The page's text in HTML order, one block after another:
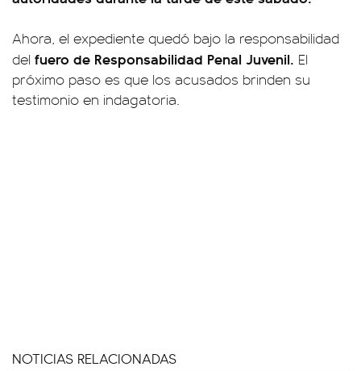
Ahora, el expediente quedó bajo la responsabilidad
del fuero de Responsabilidad Penal Juvenil. El
próximo paso es que los acusados brinden su
testimonio en indagatoria.
NOTICIAS RELACIONADAS